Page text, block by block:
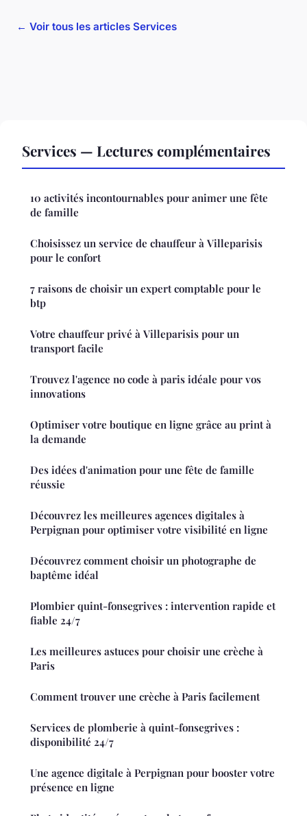
← Voir tous les articles Services
Services — Lectures complémentaires
10 activités incontournables pour animer une fête
de famille
Choisissez un service de chauffeur à Villeparisis
pour le confort
7 raisons de choisir un expert comptable pour le
btp
Votre chauffeur privé à Villeparisis pour un
transport facile
Trouvez l'agence no code à paris idéale pour vos
innovations
Optimiser votre boutique en ligne grâce au print à
la demande
Des idées d'animation pour une fête de famille
réussie
Découvrez les meilleures agences digitales à
Perpignan pour optimiser votre visibilité en ligne
Découvrez comment choisir un photographe de
baptême idéal
Plombier quint-fonsegrives : intervention rapide et
fiable 24/7
Les meilleures astuces pour choisir une crèche à
Paris
Comment trouver une crèche à Paris facilement
Services de plomberie à quint-fonsegrives :
disponibilité 24/7
Une agence digitale à Perpignan pour booster votre
présence en ligne